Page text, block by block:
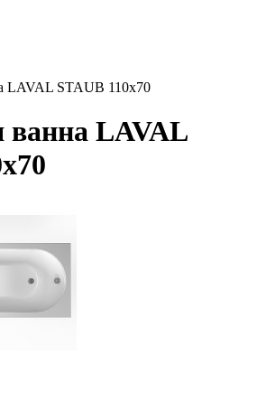
LAVAL STAUB 110х70
ванна LAVAL